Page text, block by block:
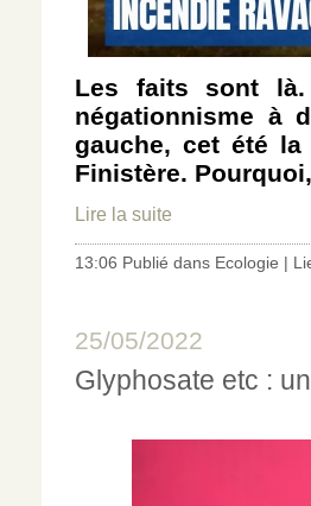
Les faits sont
négationnisme à
gauche, cet été
Finistère.
Lire la suite
13:06 Publié dans Ecologie |
25/05/2022
Glyphosate etc :